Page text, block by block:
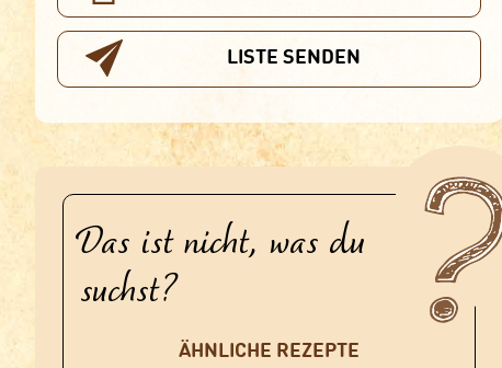
LISTE SENDEN
Das ist nicht, was du
suchst?
ÄHNLICHE REZEPTE